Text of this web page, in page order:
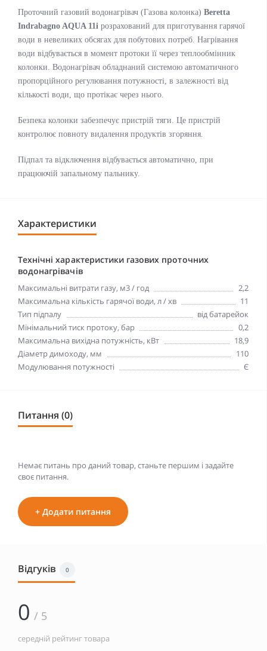
Проточний газовий водонагрівач (Газова колонка) Beretta
Indrabagno AQUA 11i розрахований для приготування гарячої
води в невеликих обсягах для побутових потреб. Нагрівання
води відбувається в момент протоки її через теплообмінник
колонки. Водонагрівач обладнаний системою автоматичного
пропорційного регулювання потужності, в залежності від
кількості води, що протікає через нього.
Безпека колонки забезпечує пристрій тяги. Це пристрій
контролює повноту видалення продуктів згоряння.
Підпал та відключення відбувається автоматично, при
працюючій запальному пальнику.
Характеристики
Технічні характеристики газових проточних
водонагрівачів
Максимальні витрати газу, м3 / год
2,2
Максимальна кількість гарячої води, л / хв
11
Тип підпалу
від батарейок
Мінімальний тиск протоку, бар
0,2
Максимальна вихідна потужність, кВт
18,9
Діаметр димоходу, мм
110
Модулювання потужності
Є
Питання (0)
Немає питань про даний товар, станьте першим і задайте
своє питання.
+ Додати питання
Відгуків 0
0 / 5
середній рейтинг товара